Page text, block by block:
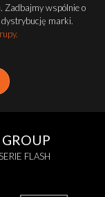
Zadbajmy wspólnie o
marki.
GROUP
FLASH